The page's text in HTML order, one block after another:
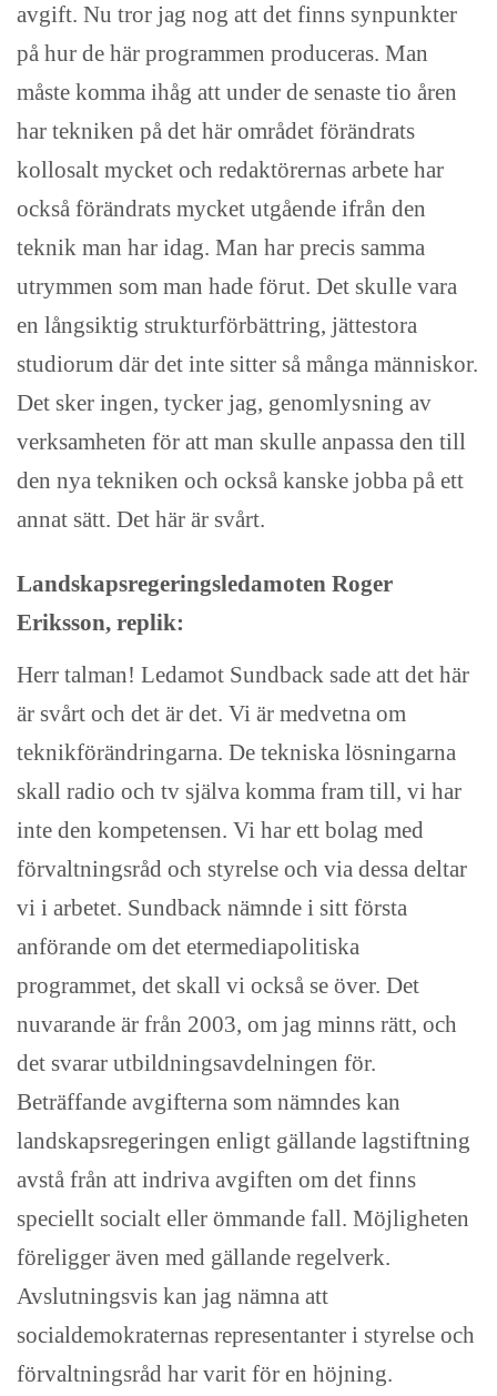
avgift. Nu tror jag nog att det finns synpunkter
på hur de här programmen produceras. Man
måste komma ihåg att under de senaste tio åren
har tekniken på det här området förändrats
kollosalt mycket och redaktörernas arbete har
också förändrats mycket utgående ifrån den
teknik man har idag. Man har precis samma
utrymmen som man hade förut. Det skulle vara
en långsiktig strukturförbättring, jättestora
studiorum där det inte sitter så många människor.
Det sker ingen, tycker jag, genomlysning av
verksamheten för att man skulle anpassa den till
den nya tekniken och också kanske jobba på ett
annat sätt. Det här är svårt.
Landskapsregeringsledamoten Roger
Eriksson, replik:
Herr talman! Ledamot Sundback sade att det här
är svårt och det är det. Vi är medvetna om
teknikförändringarna. De tekniska lösningarna
skall radio och tv själva komma fram till, vi har
inte den kompetensen. Vi har ett bolag med
förvaltningsråd och styrelse och via dessa deltar
vi i arbetet. Sundback nämnde i sitt första
anförande om det etermediapolitiska
programmet, det skall vi också se över. Det
nuvarande är från 2003, om jag minns rätt, och
det svarar utbildningsavdelningen för.
Beträffande avgifterna som nämndes kan
landskapsregeringen enligt gällande lagstiftning
avstå från att indriva avgiften om det finns
speciellt socialt eller ömmande fall. Möjligheten
föreligger även med gällande regelverk.
Avslutningsvis kan jag nämna att
socialdemokraternas representanter i styrelse och
förvaltningsråd har varit för en höjning.